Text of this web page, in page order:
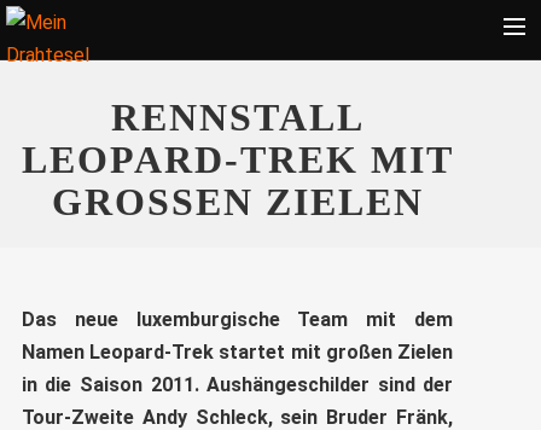
Ratgeber
Suche
RENNSTALL
LEOPARD-TREK MIT
GROSSEN ZIELEN
Das neue luxemburgische Team mit dem
Namen Leopard-Trek startet mit großen Zielen
in die Saison 2011. Aushängeschilder sind der
Tour-Zweite Andy Schleck, sein Bruder Fränk,